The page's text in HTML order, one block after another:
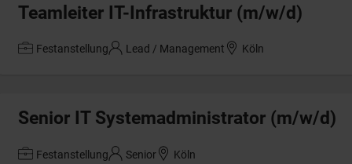
Teamleiter IT-Infrastruktur (m/w/d)
Festanstellung Lead / Management Köln
Senior IT Systemadministrator (m/w/d)
Festanstellung Senior Köln